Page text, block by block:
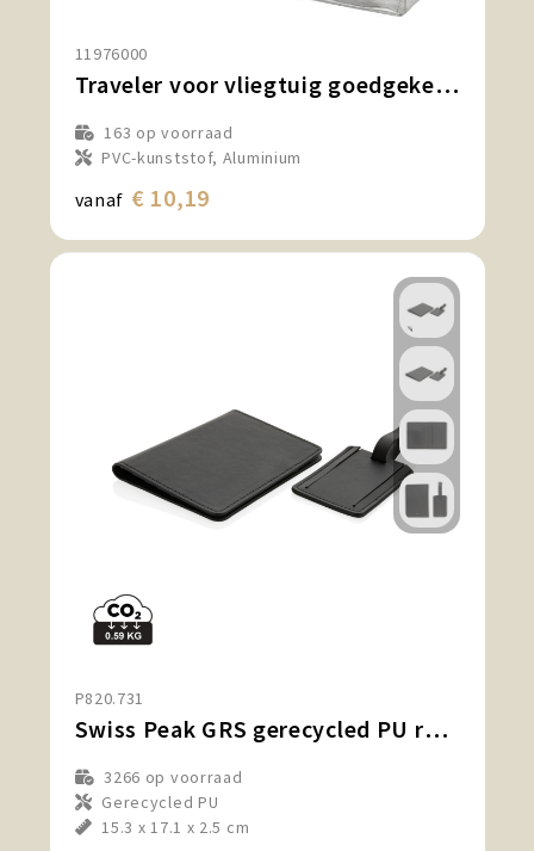
11976000
Traveler voor vliegtuig goedgekeurde reisset
163 op voorraad
PVC-kunststof, Aluminium
vanaf € 10,19
P820.731
Swiss Peak GRS gerecycled PU reiscadeauset
3266 op voorraad
Gerecycled PU
15.3 x 17.1 x 2.5 cm